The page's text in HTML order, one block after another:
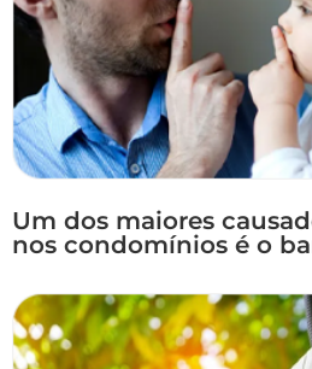
Um dos maiores
nos condomínios é o